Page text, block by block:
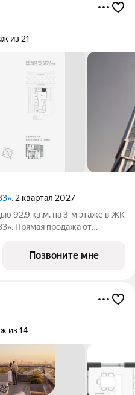
из 21
, 2 квартал 2027
92.9 кв.м. на 3-м этаже в ЖК
Прямая продажа от
застройщика
всего
Позвоните мне
из 14